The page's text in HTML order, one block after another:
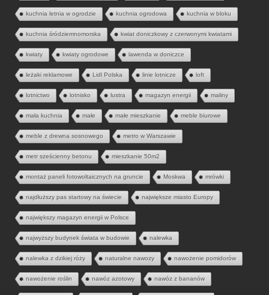
kuchnia letnia w ogrodzie kuchnia ogrodowa kuchnia w bloku
kuchnia śródziemnomorska kwiat doniczkowy z czerwonymi kwiatami
kwiaty kwiaty ogrodowe lawenda w doniczce
leżaki reklamowe Lidl Polska linie lotnicze loft
lotnictwo lotnisko lustra magazyn energii maliny
mała kuchnia małe małe mieszkanie meble biurowe
meble z drewna sosnowego metro w Warszawie
metr sześcienny betonu mieszkanie 50m2
montaż paneli fotowoltaicznych na gruncie Moskwa mrówki
najdłuższy pas startowy na świecie największe miasto Europy
największy magazyn energii w Polsce
najwyższy budynek świata w budowie nalewka
nalewka z dzikiej róży naturalne nawozy nawożenie pomidorów
nawożenie roślin nawóz azotowy nawóz z bananów